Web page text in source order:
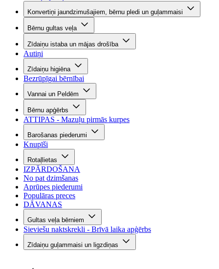
Konvertiņi jaundzimušajiem, bērnu pledi un guļammaisi
Bērnu gultas veļa
Zīdaiņu istaba un mājas drošība
Autiņi
Zīdaiņu higiēna
Bezrūpīgai bērnībai
Vannai un Peldēm
Bērnu apģērbs
ATTIPAS - Mazuļu pirmās kurpes
Barošanas piederumi
Knupīši
Rotaļlietas
IZPĀRDOŠANA
No pat dzimšanas
Aprūpes piederumi
Populāras preces
DĀVANAS
Gultas veļa bērniem
Sieviešu naktskrekli - Brīvā laika apģērbs
Zīdaiņu guļammaisi un ligzdiņas